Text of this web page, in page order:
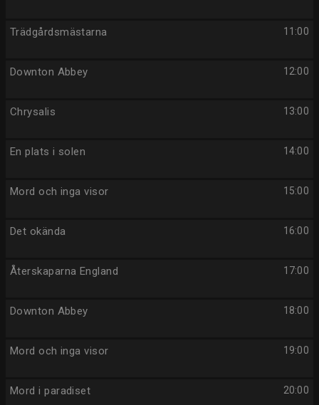
11:00
Trädgårdsmästarna
12:00
Downton Abbey
13:00
Chrysalis
14:00
En plats i solen
15:00
Mord och inga visor
16:00
Det okända
17:00
Återskaparna England
18:00
Downton Abbey
19:00
Mord och inga visor
20:00
Mord i paradiset